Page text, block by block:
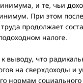
и те, чьи
При этом после
продолжает
налоге.
выводу, что
на сверхдоходы
нормам